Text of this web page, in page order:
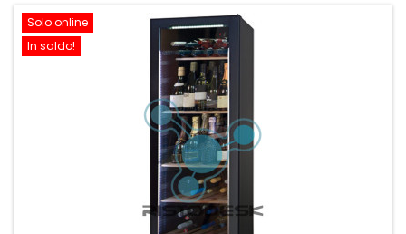
Solo online
In saldo!